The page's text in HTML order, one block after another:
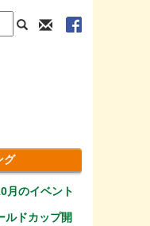
グ
月のイベント
ルドカップ開